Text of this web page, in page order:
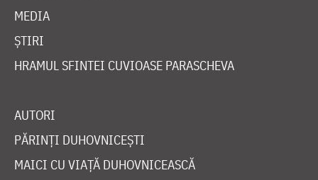
MEDIA
ȘTIRI
HRAMUL SFINTEI CUVIOASE PARASCHEVA
AUTORI
PĂRINȚI DUHOVNICEȘTI
MAICI CU VIAȚĂ DUHOVNICEASCĂ